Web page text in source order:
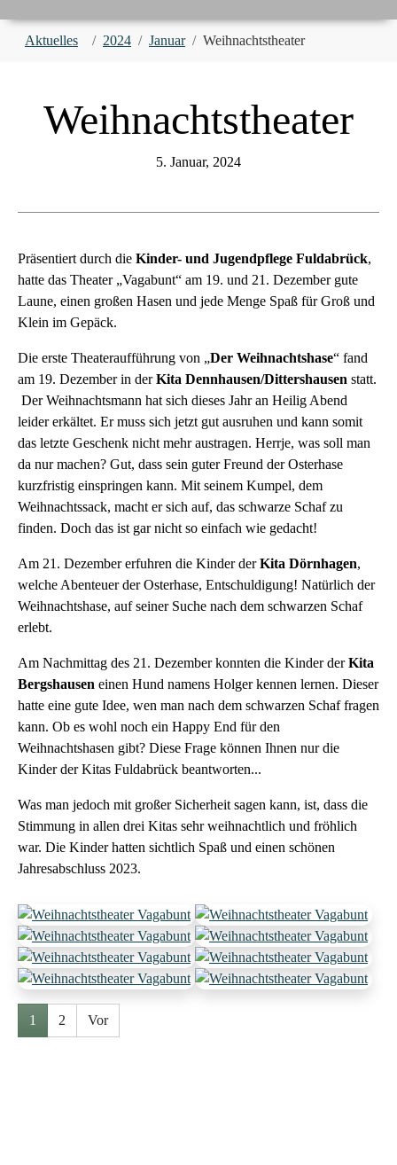
You are here:
Aktuelles 2024 Januar Weihnachtstheater
Weihnachtstheater
5. Januar, 2024
Präsentiert durch die Kinder- und Jugendpflege Fuldabrück,
hatte das Theater „Vagabunt“ am 19. und 21. Dezember gute
Laune, einen großen Hasen und jede Menge Spaß für Groß und
Klein im Gepäck.
Die erste Theateraufführung von „Der Weihnachtshase“ fand
am 19. Dezember in derKita Dennhausen/Dittershausen statt.
Der Weihnachtsmann hat sich dieses Jahr an Heilig Abend
leider erkältet. Er muss sich jetzt gut ausruhen und kann somit
das letzte Geschenk nicht mehr austragen. Herrje, was soll man
da nur machen? Gut, dass sein guter Freund der Osterhase
kurzfristig einspringen kann. Mit seinem Kumpel, dem
Weihnachtssack, macht er sich auf, das schwarze Schaf zu
finden. Doch das ist gar nicht so einfach wie gedacht!
Am 21. Dezember erfuhren die Kinder derKita Dörnhagen,
welche Abenteuer der Osterhase, Entschuldigung! Natürlich der
Weihnachtshase, auf seiner Suche nach dem schwarzen Schaf
erlebt.
Am Nachmittag des 21. Dezember konnten die Kinder derKita
Bergshausen einen Hund namens Holger kennen lernen. Dieser
hatte eine gute Idee, wen man nach dem schwarzen Schaf fragen
kann. Ob es wohl noch ein Happy End für den
Weihnachtshasen gibt? Diese Frage können Ihnen nur die
Kinder der Kitas Fuldabrück beantworten...
Was man jedoch mit großer Sicherheit sagen kann, ist, dass die
Stimmung in allen drei Kitas sehr weihnachtlich und fröhlich
war. Die Kinder hatten sichtlich Spaß und einen schönen
Jahresabschluss 2023.
Show larger version for:
Show larger version for:
Show larger version for:
Show larger version for:
Show larger version for:
Show larger version for:
Show larger version for:
Show larger version for:
1 2 Vor